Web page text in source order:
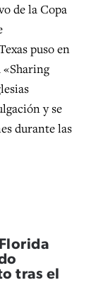
de la Copa
puso en
y se
durante las
tras el